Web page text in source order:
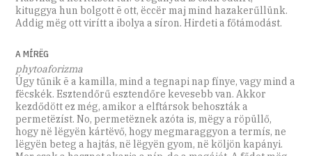
kituggya hun bolgott ē ott, ëccër maj mind hazakerűllünk.
Addig mëg ott virítt a ibolya a síron. Hirdeti a főtámodást.
A MÍRËG
phytoaforizma
Úgy tűnik ē a kamilla, mind a tegnapi nap fínye, vagy mind a
fëcskék. Esztendőrű esztendőre kevesebb van. Akkor
kezdődött ez még, amikor a elftársok behoszták a
permetëzíst. No, permetëznek azóta is, mëgy a röpüllő,
hogy në lëgyën kártëvő, hogy megmaraggyon a termís, ne
lëgyën beteg a hajtás, në lëgyën gyom, në köljön kapányi.